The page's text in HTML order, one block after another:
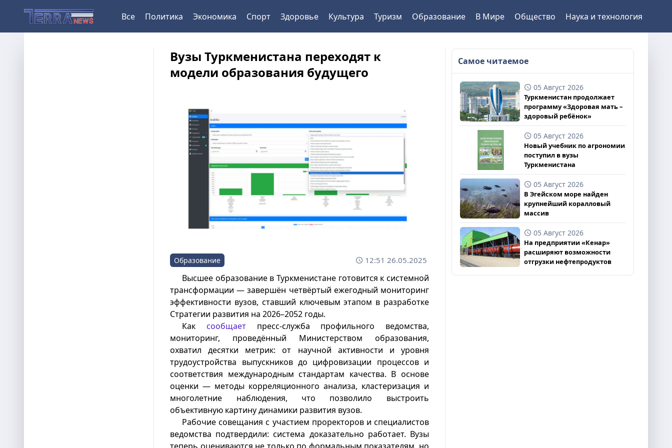
Все Политика Экономика Спорт Здоровье Культура Туризм Образование В Мире Общество Наука и технология
Вузы Туркменистана переходят к
модели образования будущего
Образование 12:51 26.05.2025
Высшее образование в Туркменистане готовится к системной
трансформации — завершён четвёртый ежегодный мониторинг
эффективности вузов, ставший ключевым этапом в разработке
Стратегии развития на 2026–2052 годы.
Как сообщаетпресс-служба профильного ведомства,
мониторинг, проведённый Министерством образования,
охватил десятки метрик: от научной активности и уровня
трудоустройства выпускников до цифровизации процессов и
соответствия международным стандартам качества. В основе
оценки — методы корреляционного анализа, кластеризация и
многолетние наблюдения, что позволило выстроить
объективную картину динамики развития вузов.
Рабочие совещания с участием проректоров и специалистов
ведомства подтвердили: система доказательно работает. Вузы
Самое читаемое
05 Август 2026
Туркменистан продолжает
программу «Здоровая мать –
здоровый ребёнок»
05 Август 2026
Новый учебник по агрономии
поступил в вузы
Туркменистана
05 Август 2026
В Эгейском море найден
крупнейший коралловый
массив
05 Август 2026
На предприятии «Кенар»
расширяют возможности
отгрузки нефтепродуктов